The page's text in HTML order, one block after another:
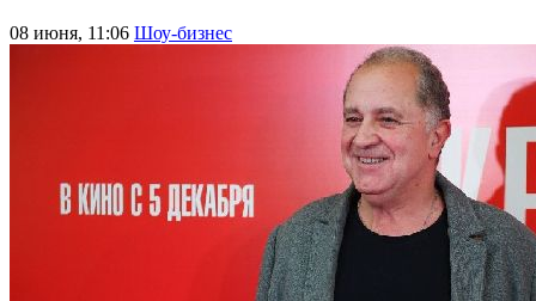
08 июня, 11:06 Шоу-бизнес